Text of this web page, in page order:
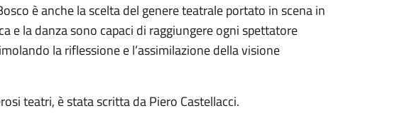
è anche la scelta del genere teatrale portato in scena in
e la danza sono capaci di raggiungere ogni spettatore
la riflessione e l’assimilazione della visione
teatri, è stata scritta da Piero Castellacci.